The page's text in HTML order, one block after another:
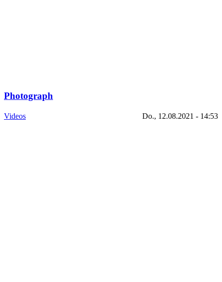
Photograph
Videos Do., 12.08.2021 - 14:53